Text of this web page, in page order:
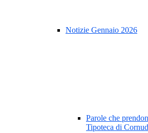
Notizie Gennaio 2026
Parole che
Tipoteca di